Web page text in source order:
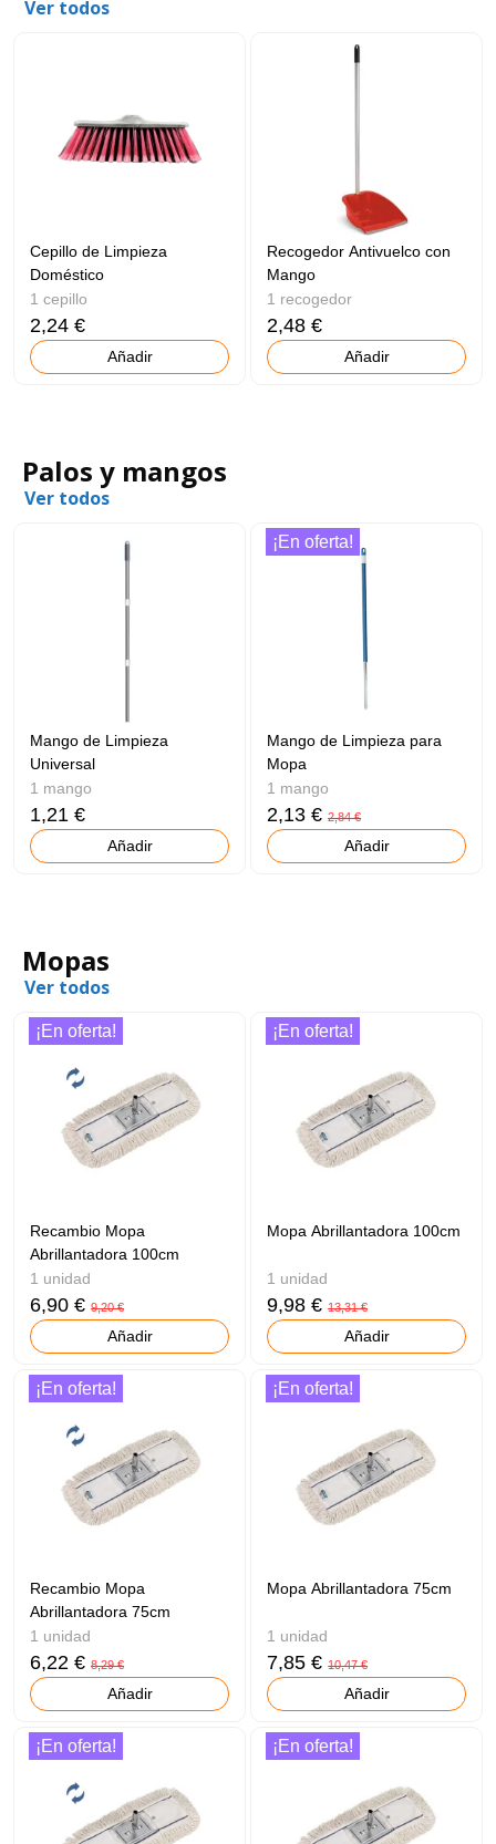
Ver todos
Cepillo de Limpieza
Doméstico
1 cepillo
2,24 €
Añadir
Recogedor Antivuelco con
Mango
1 recogedor
2,48 €
Añadir
Palos y mangos
Ver todos
Mango de Limpieza
Universal
1 mango
1,21 €
Añadir
¡En oferta!
Mango de Limpieza para
Mopa
1 mango
2,13 €2,84 €
Añadir
Mopas
Ver todos
¡En oferta!
Recambio Mopa
Abrillantadora 100cm
1 unidad
6,90 €9,20 €
Añadir
¡En oferta!
Mopa Abrillantadora 100cm
1 unidad
9,98 €13,31 €
Añadir
¡En oferta!
Recambio Mopa
Abrillantadora 75cm
1 unidad
6,22 €8,29 €
Añadir
¡En oferta!
Mopa Abrillantadora 75cm
1 unidad
7,85 €10,47 €
Añadir
¡En oferta! ¡En oferta!